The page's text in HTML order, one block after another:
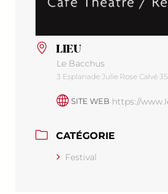
LIEU
Le Bacchus
3 Esplanade Julie Rose Calvé
SITE WEB https://
CATÉGORIE
Festival